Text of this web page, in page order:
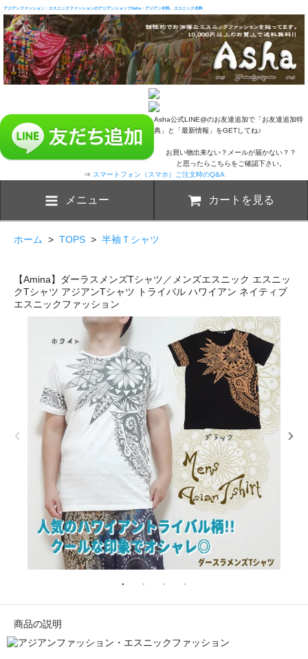
アジアンファッション・エスニックファッションのアジアンショップAsha・アジアン衣料、エスニック衣料
Asha公式LINE@のお友達追加で「お友達追加特
典」と「最新情報」をGETしてね♪
お買い物出来ない？メールが届かない？？
と思ったらこちらをご確認下さい。
⇒ スマートフォン（スマホ）ご注文時のQ&A
メニュー カートを見る
ホーム > TOPS > 半袖Ｔシャツ
【Amina】ダーラスメンズTシャツ／メンズエスニック エスニッ
クTシャツ アジアンTシャツ トライバル ハワイアン ネイティブ
エスニックファッション
商品の説明